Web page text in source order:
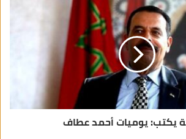
يكتب: يوميات أحمد عطاف